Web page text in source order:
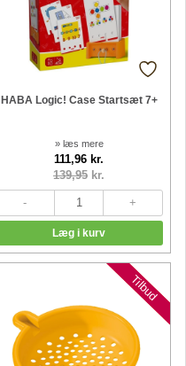
HABA Logic! Case Startsæt 7+
» læs mere
111,96 kr.
139,95 kr.
Nyheder
Tilbud